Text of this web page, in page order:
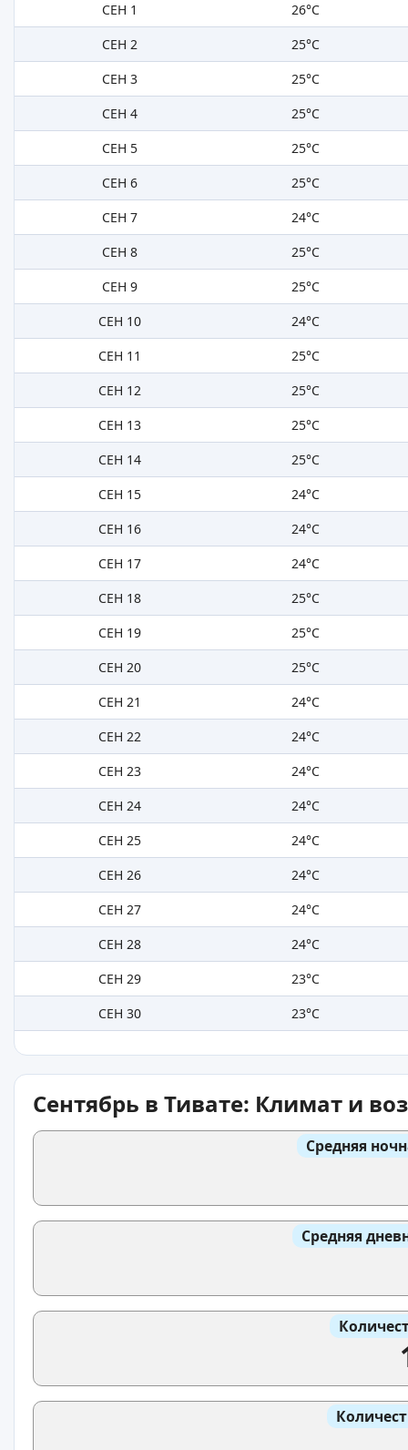
СЕН 1
26°C
СЕН 2
25°C
СЕН 3
25°C
СЕН 4
25°C
СЕН 5
25°C
СЕН 6
25°C
СЕН 7
24°C
СЕН 8
25°C
СЕН 9
25°C
СЕН 10
24°C
СЕН 11
25°C
СЕН 12
25°C
СЕН 13
25°C
СЕН 14
25°C
СЕН 15
24°C
СЕН 16
24°C
СЕН 17
24°C
СЕН 18
25°C
СЕН 19
25°C
СЕН 20
25°C
СЕН 21
24°C
СЕН 22
24°C
СЕН 23
24°C
СЕН 24
24°C
СЕН 25
24°C
СЕН 26
24°C
СЕН 27
24°C
СЕН 28
24°C
СЕН 29
23°C
СЕН 30
23°C
Сентябрь в Тивате: Климат и
Средняя
Средняя